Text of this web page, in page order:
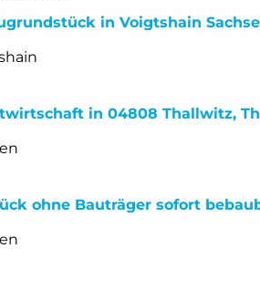
in Voigtshain
in 04808 Thallwitz,
ohne Bauträger sofort